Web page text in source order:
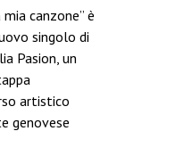
mia canzone” è
singolo di
Pasion, un
artistico
genovese